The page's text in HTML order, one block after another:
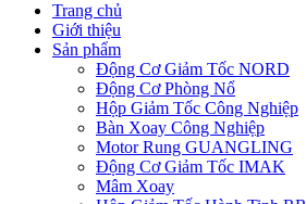
Trang chủ
Giới thiệu
Sản phẩm
Động Cơ Giảm Tốc NORD
Động Cơ Phòng Nổ
Hộp Giảm Tốc Công Nghiệp
Bàn Xoay Công Nghiệp
Motor Rung GUANGLING
Động Cơ Giảm Tốc IMAK
Mâm Xoay